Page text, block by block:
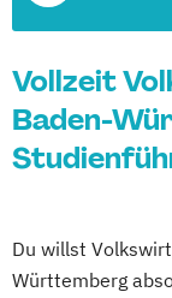
Vollzeit
Baden-
Du willst
Württemberg